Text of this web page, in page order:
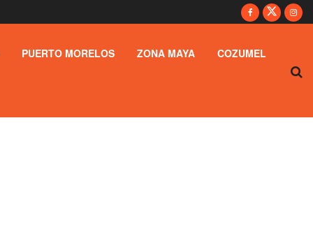
PUERTO MORELOS ZONA MAYA COZUMEL